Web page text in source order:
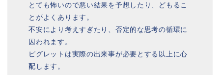
とても怖いので悪い結果を予想したり、どもるこ
とがよくあります。
不安により考えすぎたり、否定的な思考の循環に
囚われます。
ピグレットは実際の出来事が必要とする以上に心
配します。